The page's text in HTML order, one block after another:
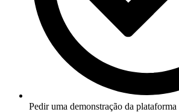
Pedir uma demonstração da plataforma